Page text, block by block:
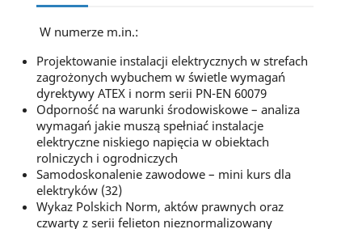
W numerze m.in.:
Projektowanie instalacji elektrycznych w strefach
zagrożonych wybuchem w świetle wymagań
dyrektywy ATEX i norm serii PN-EN 60079
Odporność na warunki środowiskowe – analiza
wymagań jakie muszą spełniać instalacje
elektryczne niskiego napięcia w obiektach
rolniczych i ogrodniczych
Samodoskonalenie zawodowe – mini kurs dla
elektryków (32)
Wykaz Polskich Norm, aktów prawnych oraz
czwarty z serii felieton nieznormalizowany